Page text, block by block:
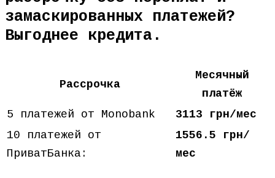
замаскированных платежей?
Выгоднее кредита.
Рассрочка
Месячный
платёж
5 платежей от Monobank
3113 грн/мес
10 платежей от
ПриватБанка:
1556.5 грн/
мес